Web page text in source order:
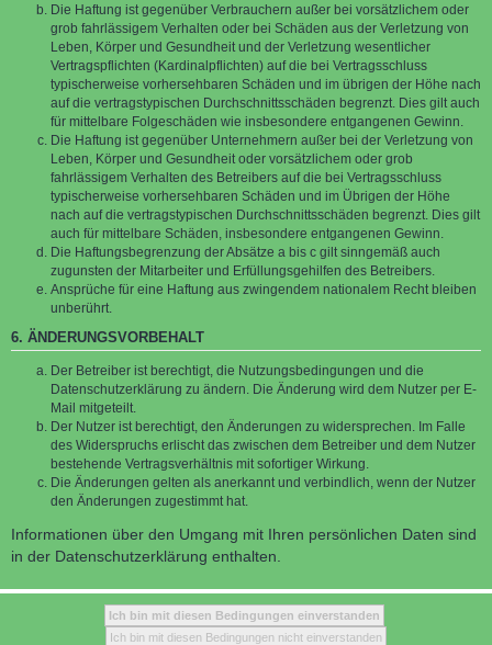
Die Haftung ist gegenüber Verbrauchern außer bei vorsätzlichem oder
grob fahrlässigem Verhalten oder bei Schäden aus der Verletzung von
Leben, Körper und Gesundheit und der Verletzung wesentlicher
Vertragspflichten (Kardinalpflichten) auf die bei Vertragsschluss
typischerweise vorhersehbaren Schäden und im übrigen der Höhe nach
auf die vertragstypischen Durchschnittsschäden begrenzt. Dies gilt auch
für mittelbare Folgeschäden wie insbesondere entgangenen Gewinn.
Die Haftung ist gegenüber Unternehmern außer bei der Verletzung von
Leben, Körper und Gesundheit oder vorsätzlichem oder grob
fahrlässigem Verhalten des Betreibers auf die bei Vertragsschluss
typischerweise vorhersehbaren Schäden und im Übrigen der Höhe
nach auf die vertragstypischen Durchschnittsschäden begrenzt. Dies gilt
auch für mittelbare Schäden, insbesondere entgangenen Gewinn.
Die Haftungsbegrenzung der Absätze a bis c gilt sinngemäß auch
zugunsten der Mitarbeiter und Erfüllungsgehilfen des Betreibers.
Ansprüche für eine Haftung aus zwingendem nationalem Recht bleiben
unberührt.
6. ÄNDERUNGSVORBEHALT
Der Betreiber ist berechtigt, die Nutzungsbedingungen und die
Datenschutzerklärung zu ändern. Die Änderung wird dem Nutzer per E-
Mail mitgeteilt.
Der Nutzer ist berechtigt, den Änderungen zu widersprechen. Im Falle
des Widerspruchs erlischt das zwischen dem Betreiber und dem Nutzer
bestehende Vertragsverhältnis mit sofortiger Wirkung.
Die Änderungen gelten als anerkannt und verbindlich, wenn der Nutzer
den Änderungen zugestimmt hat.
Informationen über den Umgang mit Ihren persönlichen Daten sind
in der Datenschutzerklärung enthalten.